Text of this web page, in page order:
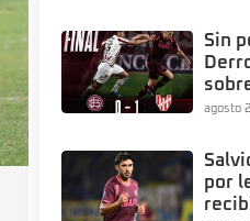
Sin
agosto
por